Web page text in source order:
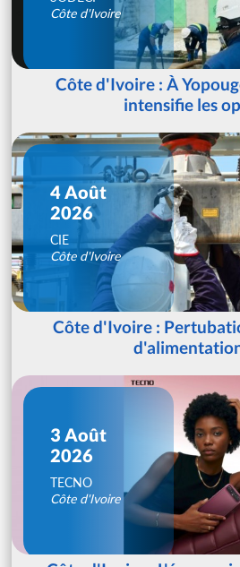
Côte d'Ivoire
Côte d'Ivoire : À
intensifie les
4 Août
2026
CIE
Côte d'Ivoire
Côte d'Ivoire :
3 Août
2026
TECNO
Côte d'Ivoire